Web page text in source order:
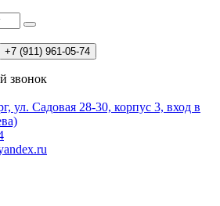
+7 (911) 961-05-74
звонок
ул. Садовая 28-30, корпус 3, вход в